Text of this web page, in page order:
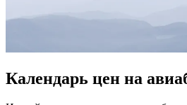
Календарь цен на